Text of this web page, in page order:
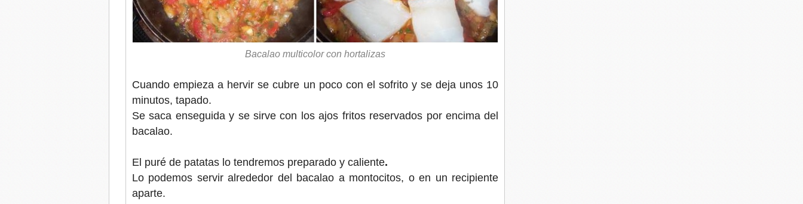
Bacalao multicolor con hortalizas
Cuando empieza a hervir se cubre un poco con el sofrito y se deja unos 10
minutos, tapado.
Se saca enseguida y se sirve con los ajos fritos reservados por encima del
bacalao.
El puré de patatas lo tendremos preparado y caliente.
Lo podemos servir alrededor del bacalao a montocitos, o en un recipiente
aparte.